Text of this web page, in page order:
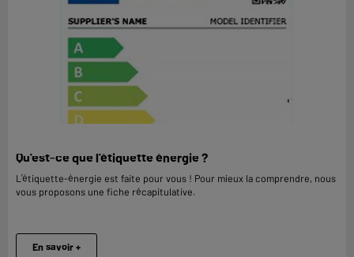
Qu'est-ce que l'étiquette énergie ?
L’étiquette-énergie est faite pour vous ! Pour mieux la comprendre, nous
vous proposons une fiche récapitulative.
En savoir +